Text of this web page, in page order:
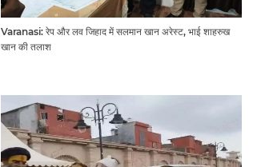
Varanasi: रेप और लव जिहाद में सलमान खान अरेस्ट, भाई शाहरुख
खान की तलाश